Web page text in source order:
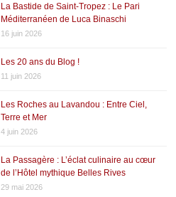
La Bastide de Saint-Tropez : Le Pari
Méditerranéen de Luca Binaschi
16 juin 2026
Les 20 ans du Blog !
11 juin 2026
Les Roches au Lavandou : Entre Ciel,
Terre et Mer
4 juin 2026
La Passagère : L’éclat culinaire au cœur
de l’Hôtel mythique Belles Rives
29 mai 2026